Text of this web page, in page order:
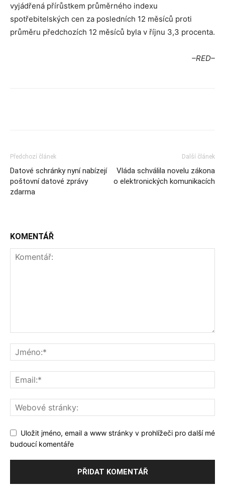
vyjádřená přírůstkem průměrného indexu
spotřebitelských cen za posledních 12 měsíců proti
průměru předchozích 12 měsíců byla v říjnu 3,3 procenta.
–RED–
Předchozí článek
Datové schránky nyní nabízejí
poštovní datové zprávy
zdarma
Další článek
Vláda schválila novelu zákona
o elektronických komunikacích
KOMENTÁŘ
Uložit jméno, email a www stránky v prohlížeči pro další mé
budoucí komentáře